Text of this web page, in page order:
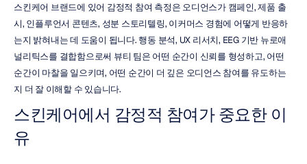
스킨케어 브랜드에 있어 감정적 참여 측정은 오디언스가 캠페인, 제품 출
시, 인플루언서 콘텐츠, 성분 스토리텔링, 이커머스 경험에 어떻게 반응하
는지 밝혀내는 데 도움이 됩니다. 행동 분석, UX 리서치, EEG 기반 뉴로애
널리틱스를 결합함으로써 뷰티 팀은 어떤 순간이 신뢰를 형성하고, 어떤
순간이 마찰을 일으키며, 어떤 순간이 더 깊은 오디언스 참여를 유도하는
지 더 잘 이해할 수 있습니다.
스킨케어에서 감정적 참여가 중요한 이
유